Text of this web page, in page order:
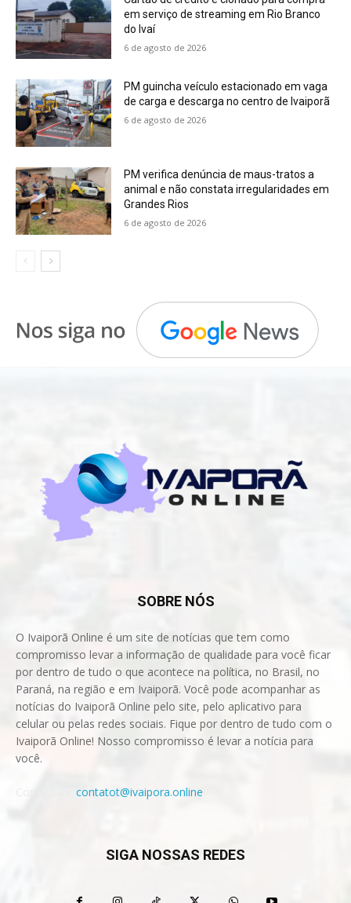
em serviço de streaming em Rio Branco
do Ivaí
6 de agosto de 2026
PM guincha veículo estacionado em vaga
de carga e descarga no centro de Ivaiporã
6 de agosto de 2026
PM verifica denúncia de maus-tratos a
animal e não constata irregularidades em
Grandes Rios
6 de agosto de 2026
SOBRE NÓS
O Ivaiporã Online é um site de notícias que tem como
compromisso levar a informação de qualidade para você ficar
por dentro de tudo o que acontece na política, no Brasil, no
Paraná, na região e em Ivaiporã. Você pode acompanhar as
notícias do Ivaiporã Online pelo site, pelo aplicativo para
celular ou pelas redes sociais. Fique por dentro de tudo com o
Ivaiporã Online! Nosso compromisso é levar a notícia para
você.
contatot@ivaipora.online
SIGA NOSSAS REDES